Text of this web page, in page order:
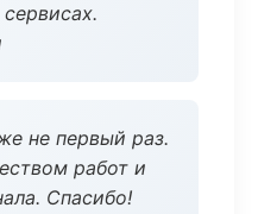
не первый раз.
работ и
Спасибо!